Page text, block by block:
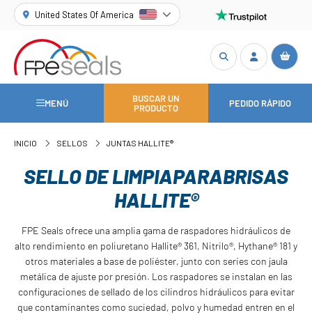
United States Of America
MENÚ
BUSCAR UN
PRODUCTO
PEDIDO RÁPIDO
INICIO SELLOS JUNTAS HALLITE®
SELLO DE LIMPIAPARABRISAS
HALLITE®
FPE Seals ofrece una amplia gama de raspadores hidráulicos de
alto rendimiento en poliuretano Hallite® 361, Nitrilo®, Hythane® 181 y
otros materiales a base de poliéster, junto con series con jaula
metálica de ajuste por presión. Los raspadores se instalan en las
configuraciones de sellado de los cilindros hidráulicos para evitar
que contaminantes como suciedad, polvo y humedad entren en el